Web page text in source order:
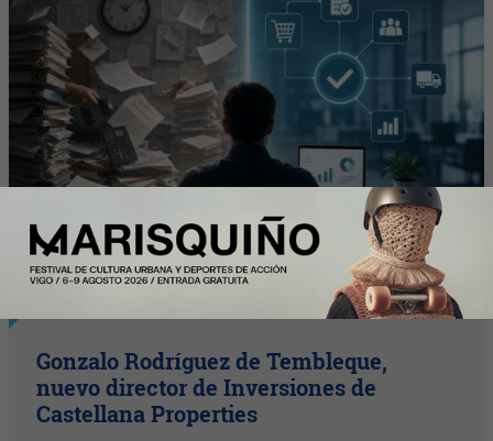
Gonzalo Rodríguez de Tembleque,
nuevo director de Inversiones de
Castellana Properties